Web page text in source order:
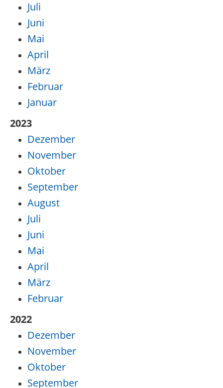
Juli
Juni
Mai
April
März
Februar
Januar
2023
Dezember
November
Oktober
September
August
Juli
Juni
Mai
April
März
Februar
2022
Dezember
November
Oktober
September